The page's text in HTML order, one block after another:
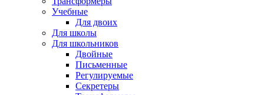
Учебные
Для двоих
Для школы
Для школьников
Двойные
Письменные
Регулируемые
Секретеры